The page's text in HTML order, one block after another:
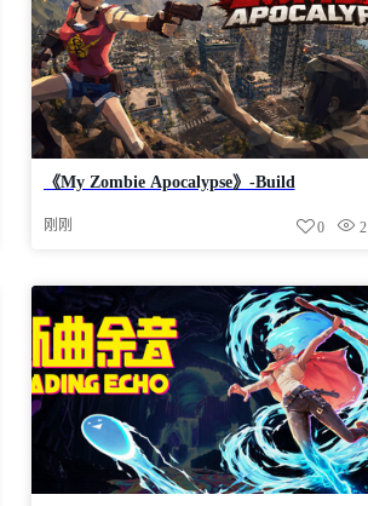
《My Zombie Apocalypse》-Build
刚刚 2
0